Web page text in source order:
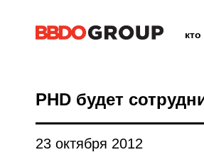
PHD будет
23 октября 2012